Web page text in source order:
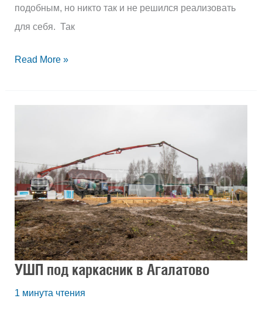
подобным, но никто так и не решился реализовать
для себя. Так
Read More »
УШП под каркасник в Агалатово
1 минута чтения
в
Агалатово